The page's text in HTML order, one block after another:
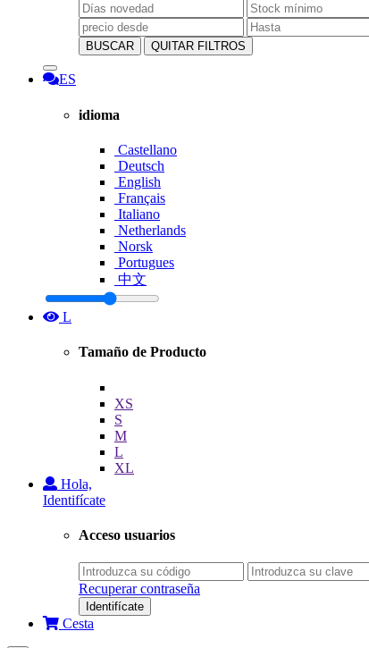
BUSCAR QUITAR FILTROS
ES
idioma
Castellano
Deutsch
English
Français
Italiano
Netherlands
Norsk
Portugues
中文
L
Tamaño de Producto
XS
S
M
L
XL
Hola,
Identifícate
Acceso usuarios
Recuperar contraseña
Identifícate
Cesta